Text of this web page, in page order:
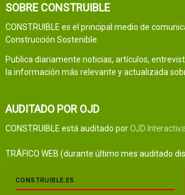
SOBRE CONSTRUIBLE
CONSTRUIBLE es el principal medio de
Construcción Sostenible.
Publica diariamente noticias, artículos,
la información más relevante y actualizada
AUDITADO POR OJD
CONSTRUIBLE está auditado por OJD Interactiva
TRÁFICO WEB (durante último mes auditado